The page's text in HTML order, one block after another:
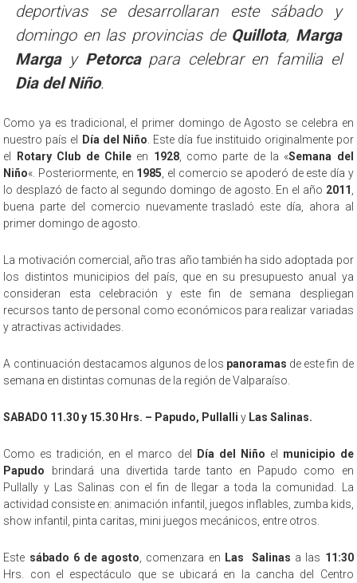
deportivas se desarrollaran este sábado y
domingo en las provincias de Quillota, Marga
Margay Petorcapara celebrar en familia el
Dia del Niño.
Como ya es tradicional, el primer domingo de Agosto se celebra en
nuestro país el
Día del Niño . Este día fue instituido originalmente por
el
Rotary Club de Chileen 1928, como parte de la «Semana del
Niño«. Posteriormente, en 1985 , el comercio se apoderó de este día y
lo desplazó de facto al segundo domingo de agosto. En el año 2011
buena parte del comercio nuevamente trasladó este día, ahora al
primer domingo de agosto.
La motivación comercial, año tras año también ha sido adoptada por
los distintos municipios del país, que en su presupuesto anual ya
consideran esta celebración y este fin de semana despliegan
recursos tanto de personal como económicos para realizar variadas
y atractivas actividades.
A continuación destacamos algunos de los panoramas de este fin de
semana en distintas comunas de la región de Valparaíso.
SABADO 11.30 y 15.30 Hrs. – Papudo, Pullalliy Las Salinas.
Como es tradición, en el marco del Día del Niño el
municipio de
Papudo brindará una divertida tarde tanto en Papudo como en
Pullally y Las Salinas con el fin de llegar a toda la comunidad. La
actividad consiste en: animación infantil, juegos inflables, zumba kids,
show infantil, pinta caritas, mini juegos mecánicos, entre otros.
Este sábado 6 de agosto , comenzara en Las Salinas a las 11:30
Hrs. con el espectáculo que se ubicará en la cancha del Centro